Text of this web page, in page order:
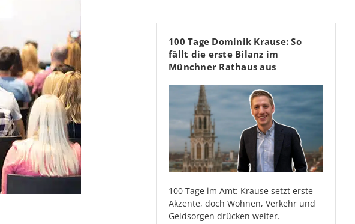
100 Tage Dominik Krause: So
fällt die erste Bilanz im
Münchner Rathaus aus
100 Tage im Amt: Krause setzt erste
Akzente, doch Wohnen, Verkehr und
Geldsorgen drücken weiter.